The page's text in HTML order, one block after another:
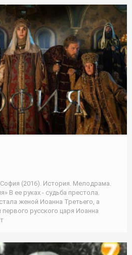
(2016). История. Мелодрама.
В ее руках - судьба престола.
женой Иоанна Третьего, а
русского царя Иоанна